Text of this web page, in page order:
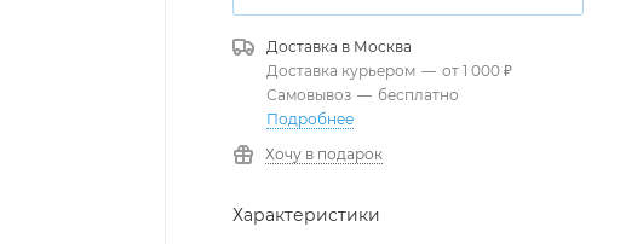
Доставка в Москва
Доставка курьером — от 1 000 ₽
Самовывоз — бесплатно
Подробнее
Хочу в подарок
Характеристики